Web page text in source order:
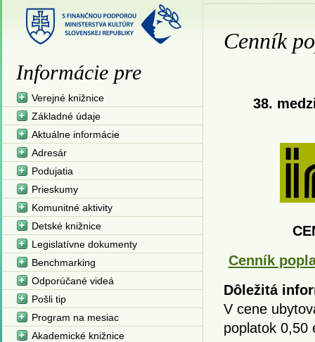
Cenník
38.
Cenník
Dôležitá
V cene
poplatok 0,50
Informácie pre
Verejné knižnice
Základné údaje
Aktuálne informácie
Adresár
Podujatia
Prieskumy
Komunitné aktivity
Detské knižnice
Legislatívne dokumenty
Benchmarking
Odporúčané videá
Pošli tip
Program na mesiac
Akademické knižnice